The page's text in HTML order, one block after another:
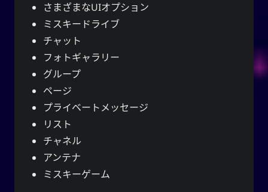
さまざまなUIオプション
ミスキードライブ
チャット
フォトギャラリー
グループ
ページ
プライベートメッセージ
リスト
チャネル
アンテナ
ミスキーゲーム